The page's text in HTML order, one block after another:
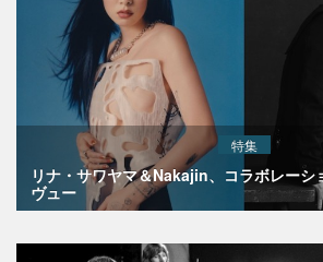
特集
リナ・サワヤマ＆Nakajin、コラボレーシ
ヴュー